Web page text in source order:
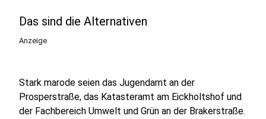
Das sind die Alternativen
Anzeige
Stark marode seien das Jugendamt an der
Prosperstraße, das Katasteramt am Eickholtshof und
der Fachbereich Umwelt und Grün an der Brakerstraße.